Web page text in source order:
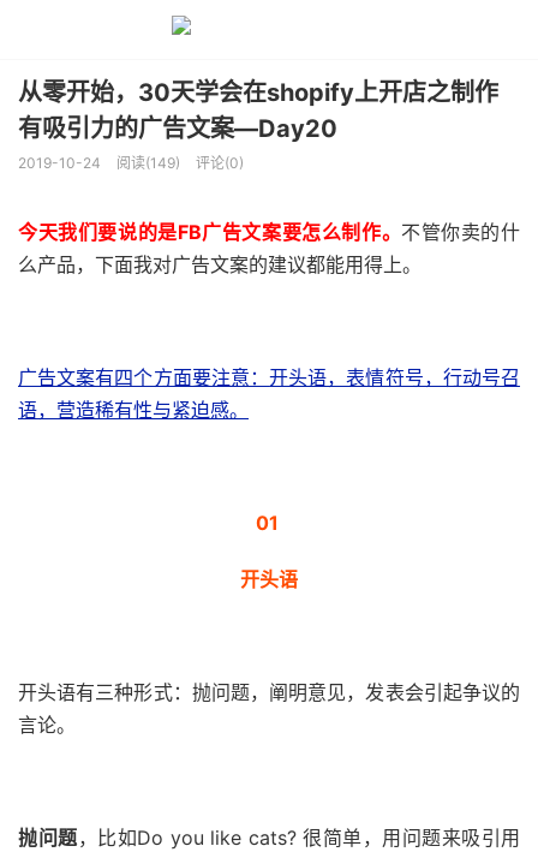
从零开始，30天学会在shopify上开店之制作
有吸引力的广告文案—Day20
2019-10-24 阅读(149) 评论(0)
今天我们要说的是FB广告文案要怎么制作。 不管你卖的什
么产品，下面我对广告文案的建议都能用得上。
广告文案有四个方面要注意：开头语，表情符号，行动号召
语，营造稀有性与紧迫感。
01
开头语
开头语有三种形式：抛问题，阐明意见，发表会引起争议的
言论。
抛问题，比如Do you like cats? 很简单，用问题来吸引用